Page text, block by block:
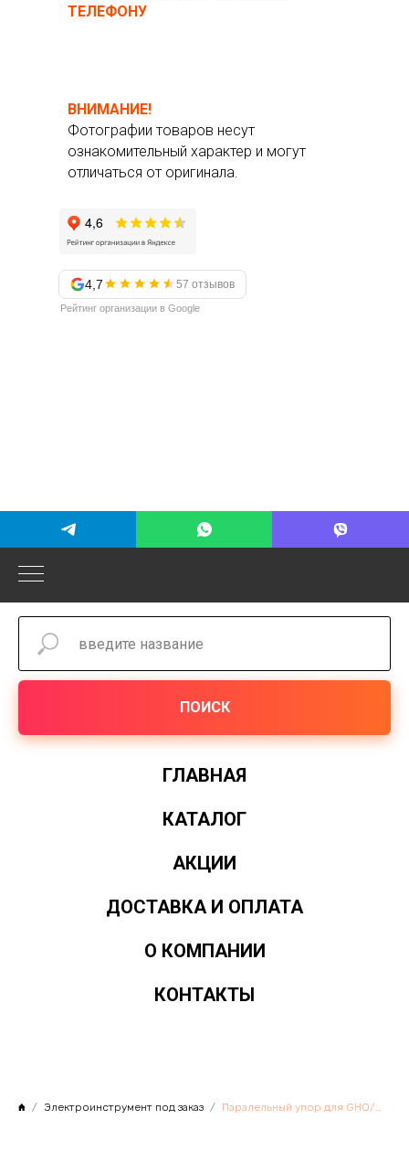
ТЕЛЕФОНУ
ВНИМАНИЕ!
Фотографии товаров несут
ознакомительный характер и могут
отличаться от оригинала.
4,7 57 отзывов
Рейтинг организации в Google
ПОИСК
ГЛАВНАЯ
КАТАЛОГ
АКЦИИ
ДОСТАВКА И ОПЛАТА
О КОМПАНИИ
КОНТАКТЫ
Электроинструмент под заказ